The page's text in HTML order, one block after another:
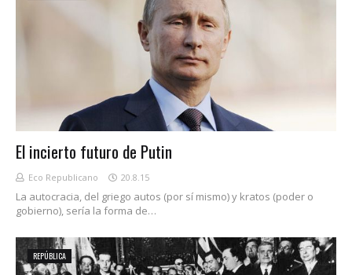
El incierto futuro de Putin
Eco Republicano 20.8.15
La autocracia, del griego autos (por sí mismo) y kratos (poder o
gobierno), sería la forma de…
REPÚBLICA